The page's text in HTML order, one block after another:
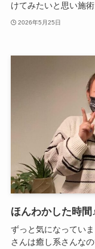
けてみたいと思い施
2026年5月25日
ほんわかした時間
ずっと気になってい
さんは癒し系さんな